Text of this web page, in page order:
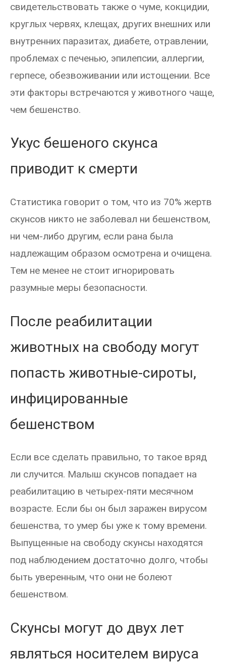
свидетельствовать также о чуме, кокцидии,
круглых червях, клещах, других внешних или
внутренних паразитах, диабете, отравлении,
проблемах с печенью, эпилепсии, аллергии,
герпесе, обезвоживании или истощении. Все
эти факторы встречаются у животного чаще,
чем бешенство.
Укус бешеного скунса
приводит к смерти
Статистика говорит о том, что из 70% жертв
скунсов никто не заболевал ни бешенством,
ни чем-либо другим, если рана была
надлежащим образом осмотрена и очищена.
Тем не менее не стоит игнорировать
разумные меры безопасности.
После реабилитации
животных на свободу могут
попасть животные-сироты,
инфицированные
бешенством
Если все сделать правильно, то такое вряд
ли случится. Малыш скунсов попадает на
реабилитацию в четырех-пяти месячном
возрасте. Если бы он был заражен вирусом
бешенства, то умер бы уже к тому времени.
Выпущенные на свободу скунсы находятся
под наблюдением достаточно долго, чтобы
быть уверенным, что они не болеют
бешенством.
Скунсы могут до двух лет
являться носителем вируса